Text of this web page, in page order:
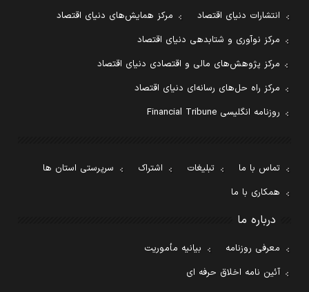
انتشارات دنیای اقتصاد
مرکز همایش‌های دنیای اقتصاد
مرکز نوآوری و شتابدهی دنیای اقتصاد
مرکز پژوهش‌های مالی و اقتصادی دنیای اقتصاد
مرکز راه حل‌های رسانه‌ای دنیای اقتصاد
روزنامه انگلیسی Financial Tribune
تماس با ما تبلیغات اشتراک
سرپرستی استان ها
همکاری با ما
درباره ما
معرفی روزنامه
بیانیه مأموریت
آئین نامه اخلاق حرفه ای